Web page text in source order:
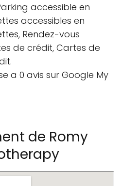
accessible en
accessibles en
Rendez-vous
de crédit, Cartes de
a 0 avis sur Google My
de Romy